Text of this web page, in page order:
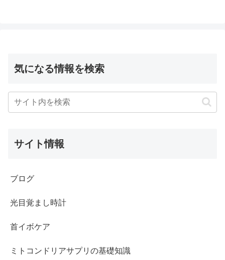
気になる情報を検索
サイト情報
ブログ
光目覚まし時計
首イボケア
ミトコンドリアサプリの基礎知識